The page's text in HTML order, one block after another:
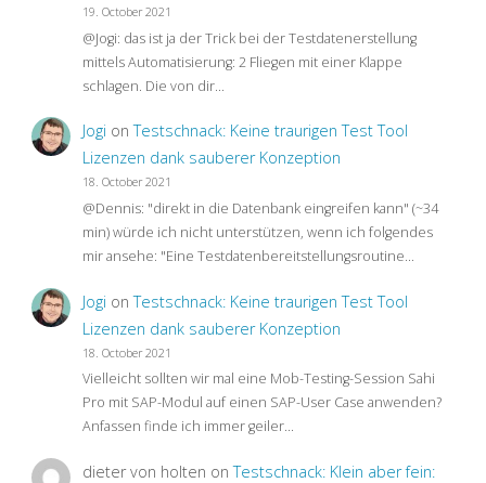
It"
19. October 2021
@Jogi: das ist ja der Trick bei der Testdatenerstellung
mittels Automatisierung: 2 Fliegen mit einer Klappe
schlagen. Die von dir…
Jogi onTestschnack: Keine traurigen Test Tool
Lizenzen dank sauberer Konzeption
18. October 2021
@Dennis: "direkt in die Datenbank eingreifen kann" (~34
min) würde ich nicht unterstützen, wenn ich folgendes
mir ansehe: "Eine Testdatenbereitstellungsroutine…
Jogi onTestschnack: Keine traurigen Test Tool
Lizenzen dank sauberer Konzeption
18. October 2021
Vielleicht sollten wir mal eine Mob-Testing-Session Sahi
Pro mit SAP-Modul auf einen SAP-User Case anwenden?
Anfassen finde ich immer geiler…
dieter von holten onTestschnack: Klein aber fein: